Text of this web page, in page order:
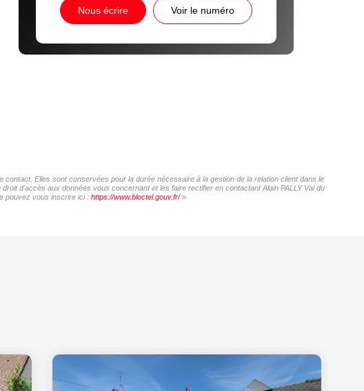
Nous écrire Voir le numéro
Elles sont conservées pour la durée nécessaire à la gestion de la relation client dans le
d'accès aux données vous concernant et les faire rectifier en contactant Alain PALLY Val du
pouvez vous inscrire ici : https://www.bloctel.gouv.fr/»